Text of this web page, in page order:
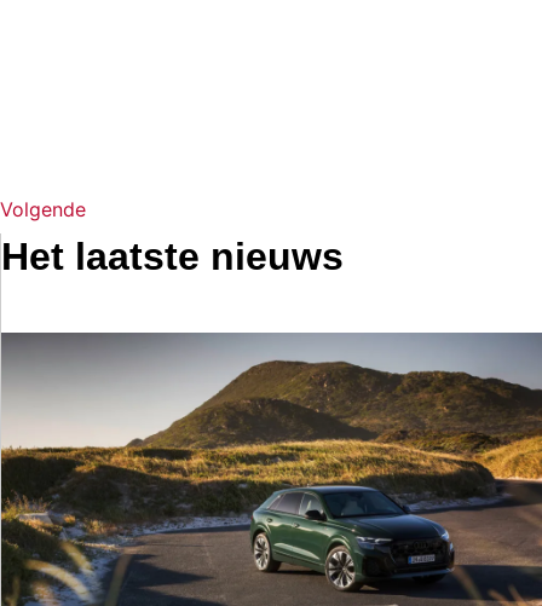
Volgende
Het laatste nieuws